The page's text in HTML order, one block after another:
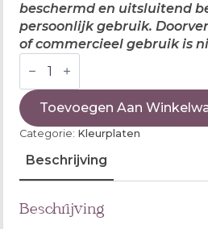
beschermd en uitsluitend
persoonlijk gebruik.
of commercieel gebruik is
Kleurplaten
bundel
6
aantal
Toevoegen Aan
Categorie: Kleurplaten
Beschrijving
Beschrijving